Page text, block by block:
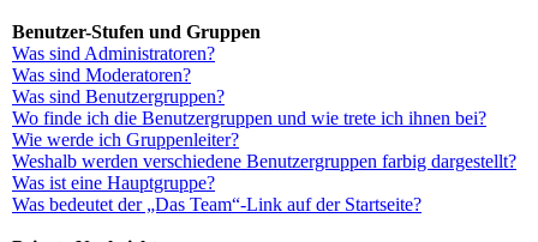
Benutzer-Stufen und Gruppen
Was sind Administratoren?
Was sind Moderatoren?
Was sind Benutzergruppen?
Wo finde ich die Benutzergruppen und wie trete ich ihnen bei?
Wie werde ich Gruppenleiter?
Weshalb werden verschiedene Benutzergruppen farbig dargestellt?
Was ist eine Hauptgruppe?
Was bedeutet der „Das Team“-Link auf der Startseite?